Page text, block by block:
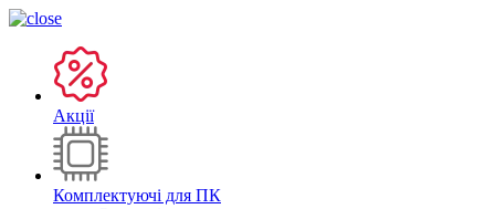
Акції
Комплектуючі для ПК